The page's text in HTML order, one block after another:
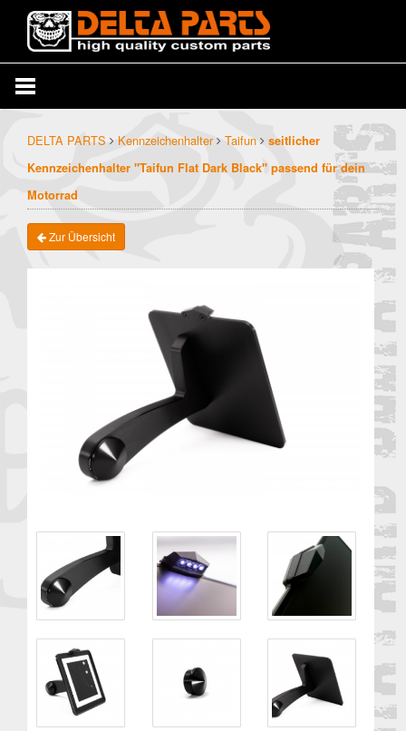
DELTA PARTS Kennzeichenhalter Taifun
seitlicher
Kennzeichenhalter "Taifun Flat Dark Black" passend für dein
Motorrad
Zur Übersicht